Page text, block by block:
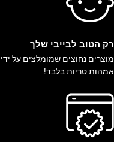
רק הטוב לבייבי שלך
מוצרים נחוצים שמומלצים על ידי
אמהות טריות בלבד!